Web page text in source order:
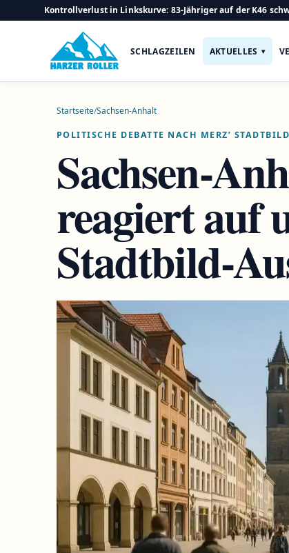
Kontrollverlust in Linkskurve: 83-Jähriger auf der K46
SCHLAGZEILEN AKTUELLES
Startseite/Sachsen-Anhalt
POLITISCHE DEBATTE NACH MERZ’
Sachsen-
reagiert auf
Stadtbild-